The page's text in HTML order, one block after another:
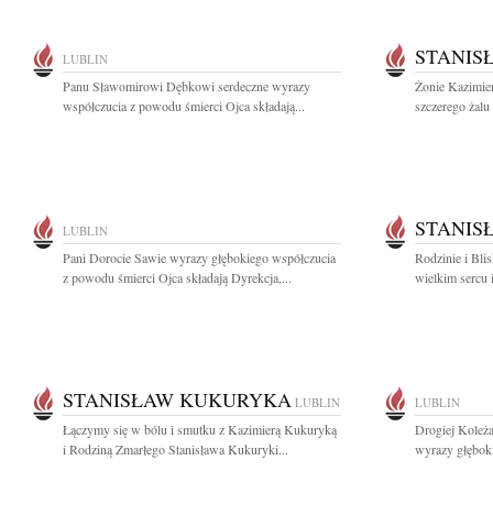
LUBLIN
Panu Sławomirowi Dębkowi serdeczne wyrazy
współczucia z powodu śmierci Ojca składają...
Żonie
szczerego
LUBLIN
Pani Dorocie Sawie wyrazy głębokiego współczucia
z powodu śmierci Ojca składają Dyrekcja,...
Rodzinie i
wielkim sercu
STANISŁAW KUKURYKA LUBLIN
Łączymy się w bólu i smutku z Kazimierą Kukuryką
i Rodziną Zmarłego Stanisława Kukuryki...
LUBLIN
Drogiej
wyrazy